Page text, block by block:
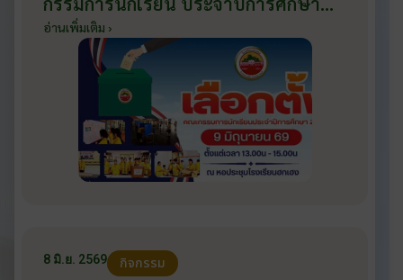
2569 ส่งเสริมประชาธิปไตยในโรงเรียน
วันที่ 9 มิถุนายน 2569
อ่านเพิ่มเติม ›
8 มิ.ย. 2569 กิจกรรม